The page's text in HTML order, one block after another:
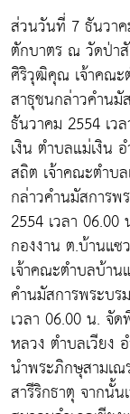
ส่วนวันที่ 7 ธันวา
ตักบาตร ณ วัดป่า
ศิริวุฒิคุณ เจ้าคณะ
สาธุชนกล่าวคำน
ธันวาคม 2554 เ
เงิน ตำบลแม่เงิน
สถิต เจ้าคณะตำบ
กล่าวคำนมัสการ
2554 เวลา
กองงาน ต.บ้านแซ
เจ้าคณะตำบลบ้า
คำนมัสการพระบ
เวลา 06.00 น. จั
หลวง ตำบลเวียง
นำพระภิกษุสามเ
สารีริกธาตุ จากนั้